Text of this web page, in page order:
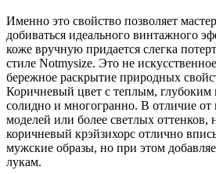
Именно это свойство позволяет
добиваться идеального винтажного
коже вручную придается слегка
стиле Notmysize. Это не
бережное раскрытие природных
Коричневый цвет с теплым, глубоким
солидно и многогранно. В отличие от
моделей или более светлых
коричневый крэйзихорс отлично
мужские образы, но при этом
лукам.